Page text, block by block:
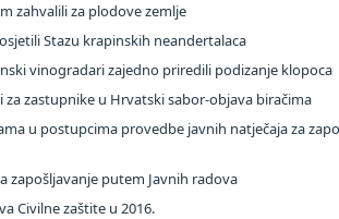
zahvalili za plodove zemlje
Stazu krapinskih neandertalaca
vinogradari zajedno priredili podizanje klopoca
za zastupnike u Hrvatski sabor-objava biračima
u postupcima provedbe javnih natječaja za
zapošljavanje putem Javnih radova
Civilne zaštite u 2016.